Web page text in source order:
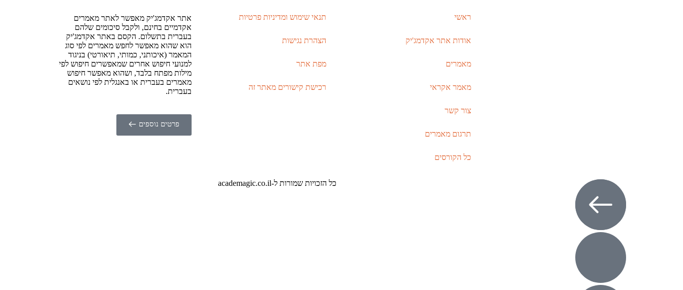
ראשי
אודות אתר אקדמג'יק
מאמרים
מאמר אקראי
צור קשר
תרגום מאמרים
כל הקורסים
תנאי שימוש ומדיניות פרטיות
הצהרת נגישות
מפת אתר
רכישת קישורים מאתר זה
אתר אקדמג'יק מאפשר לאתר מאמרים
אקדמיים בחינם, ולקבל סיכומים שלהם
בעברית בתשלום. הקסם באתר אקדמג'יק
הוא שהוא מאפשר לחפש מאמרים לפי סוג
המאמר (איכותני, כמותי, תיאורטי) בניגוד
למנועי חיפוש אחרים שמאפשרים חיפוש לפי
מילות מפתח בלבד, ושהוא מאפשר חיפוש
מאמרים בעברית או באנגלית לפי נושאים
בעברית.
פרטים נוספים
כל הזכויות שמורות ל-academagic.co.il